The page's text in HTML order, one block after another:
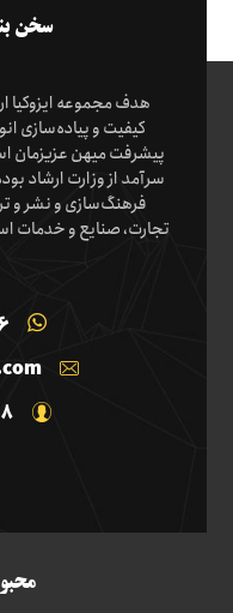
سخن
هدف مجموعه ایزوکیا
کیفیت و پیاده‌سازی
پیشرفت میهن عزیزمان
سرآمد از وزارت ارشاد
فرهنگ‌سازی و نشر و
تجارت، صنایع و خدمات